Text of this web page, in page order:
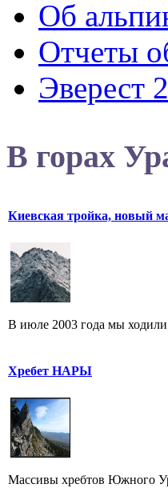
Об
Отчеты
Эверест
В горах
Киевская тройка, новый
В июле 2003 года мы
Хребет НАРЫ
Массивы хребтов Южного